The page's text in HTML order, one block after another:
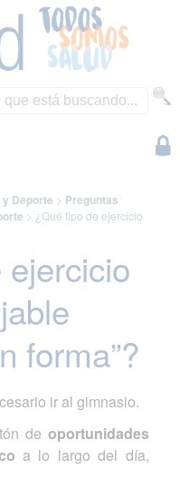
Deporte > Preguntas
> ¿Qué tipo de ejercicio
forma”?
ir al gimnasio.
de oportunidades
a lo largo del día,